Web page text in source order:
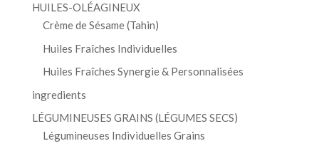
HUILES-OLÉAGINEUX
Crème de Sésame (Tahin)
Huiles Fraîches Individuelles
Huiles Fraîches Synergie & Personnalisées
ingredients
LÉGUMINEUSES GRAINS (LÉGUMES SECS)
Légumineuses Individuelles Grains